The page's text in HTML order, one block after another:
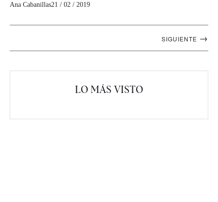
Ana Cabanillas21 / 02 / 2019
SIGUIENTE →
LO MÁS VISTO